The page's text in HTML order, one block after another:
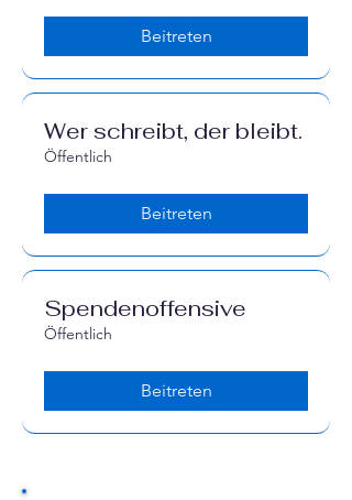
Beitreten
Wer schreibt, der bleibt.
Öffentlich
Beitreten
Spendenoffensive
Öffentlich
Beitreten